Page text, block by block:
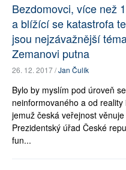
Bezdomovci, více než
a blížící se katastrofa
jsou nejzávažnější
Zemanovi putna
26. 12. 2017 /Jan Čulík
Bylo by myslím pod úroveň
neinformovaného a od
jemuž česká veřejnost
Prezidentský úřad České
fun...